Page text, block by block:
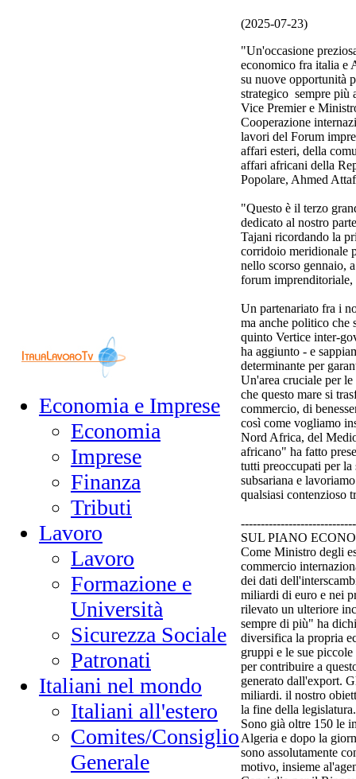
Economia e Imprese
Economia
Imprese
Finanza
Tributi
Lavoro
Lavoro
Formazione e
Università
Sicurezza Sociale
Patronati
Italiani nel mondo
Italiani all'estero
Comites/Consiglio
Generale
(2025-07-23)
"Un'occasione
economico fra italia e
su nuove opportunità
strategico sempre più
Vice Premier e
Cooperazione
lavori del Forum
affari esteri, della
affari africani della
Popolare, Ahmed
"Questo è il terzo
dedicato al nostro
Tajani ricordando la
corridoio meridionale
nello scorso gennaio,
forum
Un partenariato fra i
ma anche politico che
quinto Vertice inter-
ha aggiunto - e
determinante per
Un'area cruciale per
che questo mare si
commercio, di
così come vogliamo
Nord Africa, del
africano" ha fatto
tutti preoccupati per
subsariana e
qualsiasi contenzioso
SUL PIANO
Come Ministro degli
commercio
dei dati
miliardi di euro e nei
rilevato un ulteriore
sempre di più" ha
diversifica la propria
gruppi e le sue
per contribuire a
generato dall'export.
miliardi. il nostro
la fine della legislatura.
Sono già oltre 150 le
Algeria e dopo la
sono assolutamente
motivo, insieme